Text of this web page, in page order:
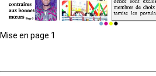
Mise en page 1